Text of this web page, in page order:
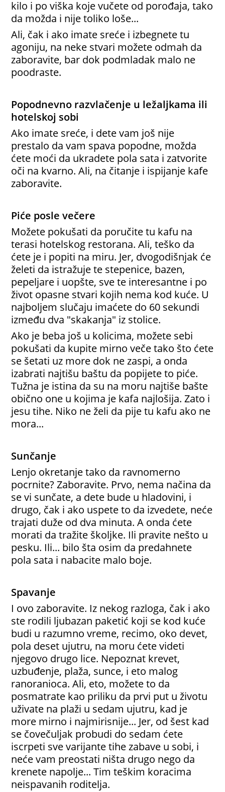
kilo i po viška koje vučete od porođaja, tako
da možda i nije toliko loše...
Ali, čak i ako imate sreće i izbegnete tu
agoniju, na neke stvari možete odmah da
zaboravite, bar dok podmladak malo ne
poodraste.
Popodnevno razvlačenje u ležaljkama ili
hotelskoj sobi
Ako imate sreće, i dete vam još nije
prestalo da vam spava popodne, možda
ćete moći da ukradete pola sata i zatvorite
oči na kvarno. Ali, na čitanje i ispijanje kafe
zaboravite.
Piće posle večere
Možete pokušati da poručite tu kafu na
terasi hotelskog restorana. Ali, teško da
ćete je i popiti na miru. Jer, dvogodišnjak će
želeti da istražuje te stepenice, bazen,
pepeljare i uopšte, sve te interesantne i po
život opasne stvari kojih nema kod kuće. U
najboljem slučaju imaćete do 60 sekundi
između dva "skakanja" iz stolice.
Ako je beba još u kolicima, možete sebi
pokušati da kupite mirno veče tako što ćete
se šetati uz more dok ne zaspi, a onda
izabrati najtišu baštu da popijete to piće.
Tužna je istina da su na moru najtiše bašte
obično one u kojima je kafa najlošija. Zato i
jesu tihe. Niko ne želi da pije tu kafu ako ne
mora...
Sunčanje
Lenjo okretanje tako da ravnomerno
pocrnite? Zaboravite. Prvo, nema načina da
se vi sunčate, a dete bude u hladovini, i
drugo, čak i ako uspete to da izvedete, neće
trajati duže od dva minuta. A onda ćete
morati da tražite školjke. Ili pravite nešto u
pesku. Ili... bilo šta osim da predahnete
pola sata i nabacite malo boje.
Spavanje
I ovo zaboravite. Iz nekog razloga, čak i ako
ste rodili ljubazan paketić koji se kod kuće
budi u razumno vreme, recimo, oko devet,
pola deset ujutru, na moru ćete videti
njegovo drugo lice. Nepoznat krevet,
uzbuđenje, plaža, sunce, i eto malog
ranoranioca. Ali, eto, možete to da
posmatrate kao priliku da prvi put u životu
uživate na plaži u sedam ujutru, kad je
more mirno i najmirisnije... Jer, od šest kad
se čovečuljak probudi do sedam ćete
iscrpeti sve varijante tihe zabave u sobi, i
neće vam preostati ništa drugo nego da
krenete napolje... Tim teškim koracima
neispavanih roditelja.